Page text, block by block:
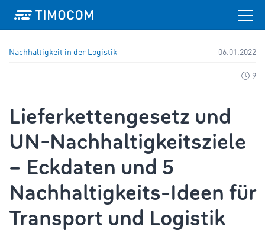
Nachhaltigkeit in der Logistik 06.01.2022
9
Lieferkettengesetz und
UN-Nachhaltigkeitsziele
– Eckdaten und 5
Nachhaltigkeits-Ideen für
Transport und Logistik